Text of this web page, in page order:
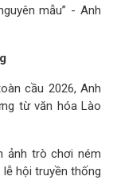
mẫu” - Anh
cầu 2026, Anh
từ văn hóa Lào
ảnh trò chơi ném
hội truyền thống